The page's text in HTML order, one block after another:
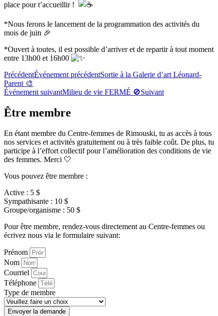
place pour t’accueillir !
*Nous ferons le lancement de la programmation des activités du
mois de juin 🎉
*Ouvert à toutes, il est possible d’arriver et de repartir à tout moment
entre 13h00 et 16h00
PrécédentÉvénement précédentSortie à la Galerie d’art Léonard-
Parent 🎨
Événement suivantMilieu de vie FERMÉ 🚫Suivant
Être membre
En étant membre du Centre-femmes de Rimouski, tu as accès à tous
nos services et activités gratuitement ou à très faible coût. De plus, tu
participe à l’effort collectif pour l’amélioration des conditions de vie
des femmes. Merci 🤍
Vous pouvez être membre :
Active : 5 $
Sympathisante : 10 $
Groupe/organisme : 50 $
Pour être membre, rendez-vous directement au Centre-femmes ou
écrivez nous via le formulaire suivant:
Prénom
Nom
Courriel
Téléphone
Type de membre
Envoyer la demande